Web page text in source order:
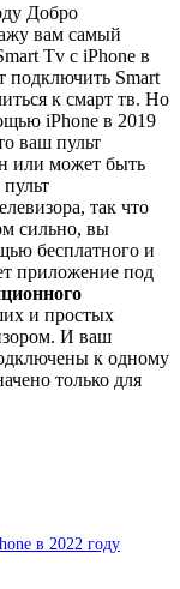
Добро
вам самый
Tv с iPhone в
подключить Smart
к смарт тв. Но
iPhone в 2019
ваш пульт
или может быть
так что
сильно, вы
бесплатного и
приложение под
и простых
И ваш
к одному
только для
в 2022 году